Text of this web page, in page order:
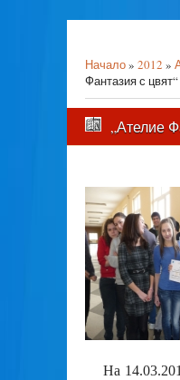
Начало» 2012 »
Фантазия с цвят“
„Ателие
На